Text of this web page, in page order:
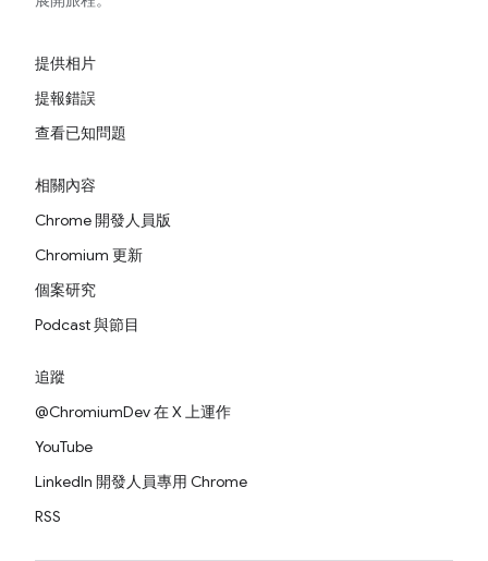
提供相片
提報錯誤
查看已知問題
相關內容
Chrome 開發人員版
Chromium 更新
個案研究
Podcast 與節目
追蹤
@ChromiumDev 在 X 上運作
YouTube
LinkedIn 開發人員專用 Chrome
RSS